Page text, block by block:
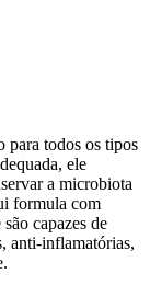
para todos os tipos
ele
a microbiota
formula com
capazes de
anti-inflamatórias,